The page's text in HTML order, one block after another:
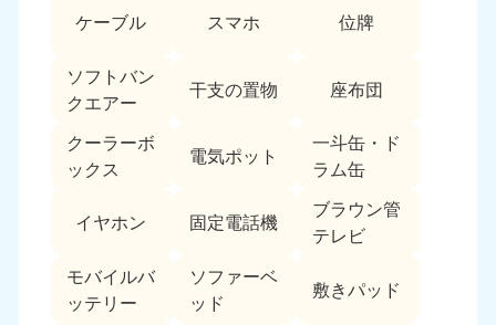
ケーブル スマホ 位牌
ソフトバン
クエアー
干支の置物 座布団
クーラーボ
ックス
電気ポット
一斗缶・ド
ラム缶
イヤホン 固定電話機
ブラウン管
テレビ
モバイルバ
ッテリー
ソファーベ
ッド
敷きパッド
長崎県
050-1880-9891
鹿児島県
050-1880-9889
大分県
050-1880-9893
9:00〜19:00 年中無休
050-1880-9890
9:00〜19:00 年中無休
050-1880-9892
沖縄県
050-1880-9887